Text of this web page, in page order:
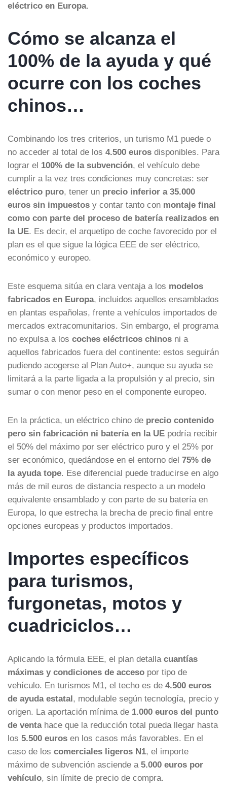
eléctrico en Europa.
Cómo se alcanza el
100% de la ayuda y qué
ocurre con los coches
chinos…
Combinando los tres criterios, un turismo M1 puede o
no acceder al total de los 4.500 euros disponibles. Para
lograr el 100% de la subvención, el vehículo debe
cumplir a la vez tres condiciones muy concretas: ser
eléctrico puro, tener un precio inferior a 35.000
euros sin impuestos y contar tanto con montaje final
como con parte del proceso de batería realizados en
la UE. Es decir, el arquetipo de coche favorecido por el
plan es el que sigue la lógica EEE de ser eléctrico,
económico y europeo.
Este esquema sitúa en clara ventaja a los modelos
fabricados en Europa, incluidos aquellos ensamblados
en plantas españolas, frente a vehículos importados de
mercados extracomunitarios. Sin embargo, el programa
no expulsa a los coches eléctricos chinos ni a
aquellos fabricados fuera del continente: estos seguirán
pudiendo acogerse al Plan Auto+, aunque su ayuda se
limitará a la parte ligada a la propulsión y al precio, sin
sumar o con menor peso en el componente europeo.
En la práctica, un eléctrico chino de precio contenido
pero sin fabricación ni batería en la UE podría recibir
el 50% del máximo por ser eléctrico puro y el 25% por
ser económico, quedándose en el entorno del 75% de
la ayuda tope. Ese diferencial puede traducirse en algo
más de mil euros de distancia respecto a un modelo
equivalente ensamblado y con parte de su batería en
Europa, lo que estrecha la brecha de precio final entre
opciones europeas y productos importados.
Importes específicos
para turismos,
furgonetas, motos y
cuadriciclos…
Aplicando la fórmula EEE, el plan detalla cuantías
máximas y condiciones de acceso por tipo de
vehículo. En turismos M1, el techo es de 4.500 euros
de ayuda estatal, modulable según tecnología, precio y
origen. La aportación mínima de 1.000 euros del punto
de ventahace que la reducción total pueda llegar hasta
los 5.500 euros en los casos más favorables. En el
caso de los comerciales ligeros N1, el importe
máximo de subvención asciende a 5.000 euros por
vehículo, sin límite de precio de compra.